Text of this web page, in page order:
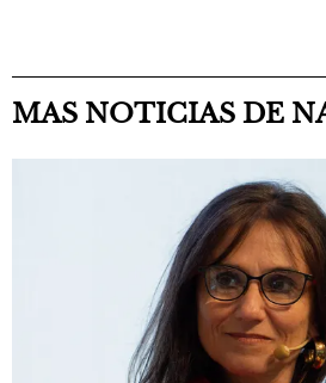
MAS NOTICIAS DE